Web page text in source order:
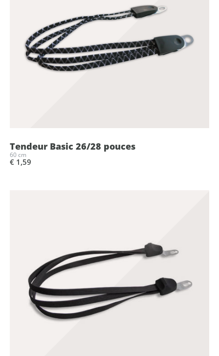
Tendeur Basic 26/28 pouces
60 cm
€ 1,59